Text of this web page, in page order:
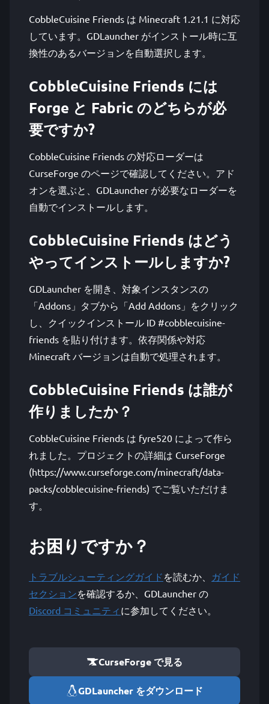
CobbleCuisine Friends は Minecraft 1.21.1 に対応
しています。GDLauncher がインストール時に互
換性のあるバージョンを自動選択します。
CobbleCuisine Friends には
Forge と Fabric のどちらが必
要ですか?
CobbleCuisine Friends の対応ローダーは
CurseForge のページで確認してください。アド
オンを選ぶと、GDLauncher が必要なローダーを
自動でインストールします。
CobbleCuisine Friends はどう
やってインストールしますか?
GDLauncher を開き、対象インスタンスの
「Addons」タブから「Add Addons」をクリック
し、クイックインストール ID #cobblecuisine-
friends を貼り付けます。依存関係や対応
Minecraft バージョンは自動で処理されます。
CobbleCuisine Friends は誰が
作りましたか？
CobbleCuisine Friends は fyre520 によって作ら
れました。プロジェクトの詳細は CurseForge
(https://www.curseforge.com/minecraft/data-
packs/cobblecuisine-friends) でご覧いただけま
す。
お困りですか？
トラブルシューティングガイド を読むか、 ガイド
セクションを確認するか、GDLauncher の
Discord コミュニティ に参加してください。
CurseForge で見る
GDLauncher をダウンロード